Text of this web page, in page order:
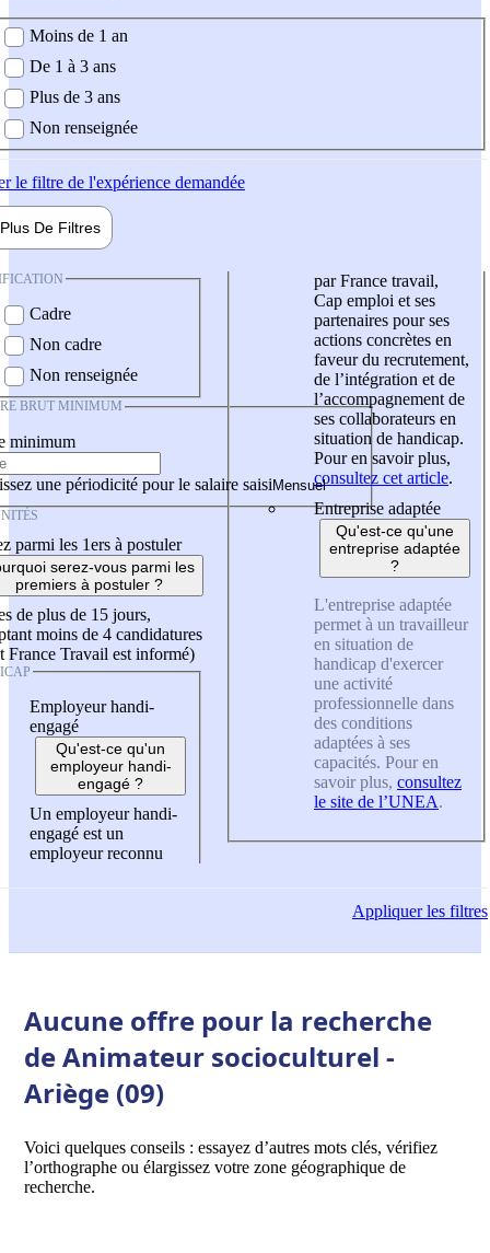
demandée
Moins de 1 an
De 1 à 3 ans
Plus de 3 ans
Non renseignée
le filtre de l'expérience demandée
Plus De Filtres
Cadre
Non cadre
Non renseignée
BRUT MINIMUM
minimum
une périodicité pour le salaire saisi
parmi les 1ers à postuler
serez-vous parmi les
premiers à postuler ?
de plus de 15 jours,
moins de 4 candidatures
France Travail est informé)
Employeur handi-
engagé
Qu'est-ce qu'un
employeur handi-
engagé ?
Un employeur handi-
engagé est un
employeur reconnu
par France travail,
Cap emploi et ses
partenaires pour ses
actions concrètes en
faveur du recrutement,
de l’intégration et de
l’accompagnement de
ses collaborateurs en
situation de handicap.
Pour en savoir plus,
consultez cet article.
Entreprise adaptée
Qu'est-ce qu'une
entreprise adaptée
?
L'entreprise adaptée
permet à un travailleur
en situation de
handicap d'exercer
une activité
professionnelle dans
des conditions
adaptées à ses
capacités. Pour en
savoir plus, consultez
le site de l’UNEA.
Appliquerles filtres
Aucune offre pour la recherche
de Animateur socioculturel -
Ariège (09)
Voici quelques conseils : essayez d’autres mots clés, vérifiez
l’orthographe ou élargissez votre zone géographique de
recherche.